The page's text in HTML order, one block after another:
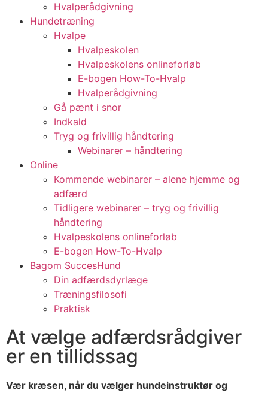
Hvalperådgivning
Hundetræning
Hvalpe
Hvalpeskolen
Hvalpeskolens onlineforløb
E-bogen How-To-Hvalp
Hvalperådgivning
Gå pænt i snor
Indkald
Tryg og frivillig håndtering
Webinarer – håndtering
Online
Kommende webinarer – alene hjemme og
adfærd
Tidligere webinarer – tryg og frivillig
håndtering
Hvalpeskolens onlineforløb
E-bogen How-To-Hvalp
Bagom SuccesHund
Din adfærdsdyrlæge
Træningsfilosofi
Praktisk
At vælge adfærdsrådgiver
er en tillidssag
Vær kræsen, når du vælger hundeinstruktør og